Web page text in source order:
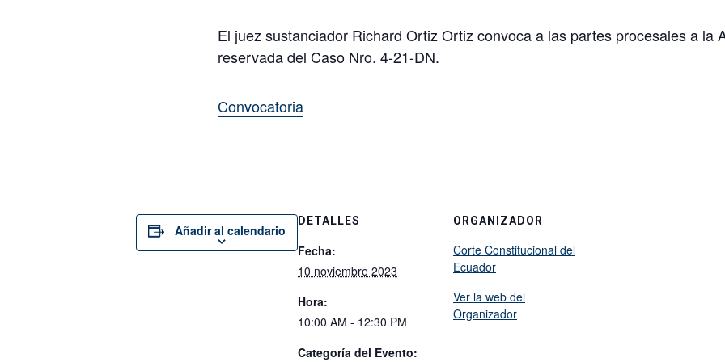
El juez sustanciador Richard Ortiz Ortiz convoca a las partes procesales a la
reservada del Caso Nro. 4-21-DN.
Convocatoria
Añadir al calendario
DETALLES
Fecha:
10 noviembre 2023
Hora:
10:00 AM - 12:30 PM
Categoría del Evento:
ORGANIZADOR
Corte Constitucional del
Ecuador
Ver la web del
Organizador